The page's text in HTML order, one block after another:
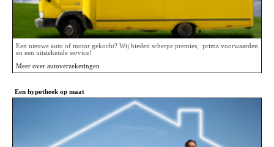
Een nieuwe auto of motor gekocht? Wij bieden scherpe premies, prima voorwaarden
en een uitstekende service!
Meer over autoverzekeringen
Een hypotheek op maat